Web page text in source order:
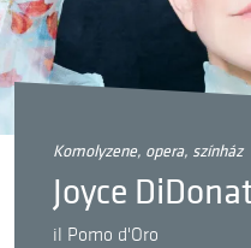
komolyzene, opera, színház
Joyce
il Pomo d'Oro